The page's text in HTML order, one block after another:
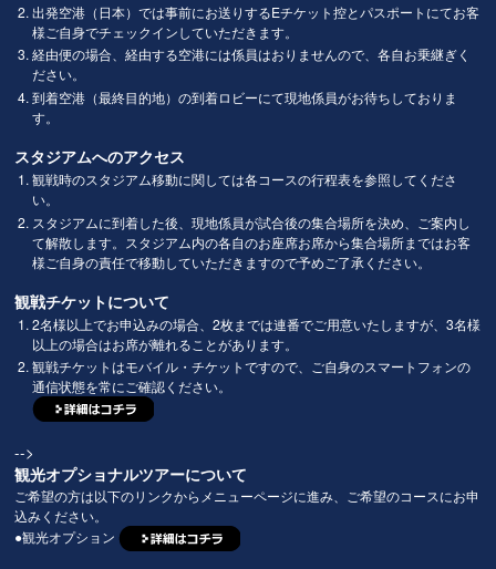
出発空港（日本）では事前にお送りするEチケット控とパスポートにてお客
様ご自身でチェックインしていただきます。
経由便の場合、経由する空港には係員はおりませんので、各自お乗継ぎく
ださい。
到着空港（最終目的地）の到着ロビーにて現地係員がお待ちしておりま
す。
スタジアムへのアクセス
観戦時のスタジアム移動に関しては各コースの行程表を参照してくださ
い。
スタジアムに到着した後、現地係員が試合後の集合場所を決め、ご案内し
て解散します。スタジアム内の各自のお座席お席から集合場所まではお客
様ご自身の責任で移動していただきますので予めご了承ください。
観戦チケットについて
2名様以上でお申込みの場合、2枚までは連番でご用意いたしますが、3名様
以上の場合はお席が離れることがあります。
観戦チケットはモバイル・チケットですので、ご自身のスマートフォンの
通信状態を常にご確認ください。
-->
観光オプショナルツアーについて
ご希望の方は以下のリンクからメニューページに進み、ご希望のコースにお申
込みください。
●観光オプション